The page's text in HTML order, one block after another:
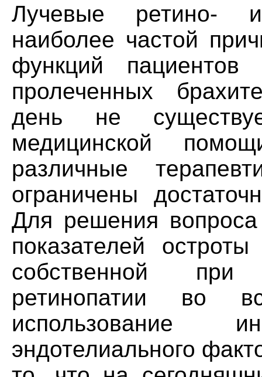
Лучевые ретино-
наиболее частой
функций
пролеченных
день не
медицинской
различные
ограничены
Для решения
показателей
собственной при
ретинопатии во
использование
эндотелиального